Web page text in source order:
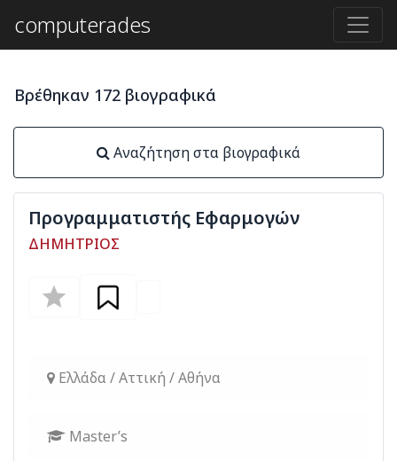
computerades
Βρέθηκαν 172 βιογραφικά
Αναζήτηση στα βιογραφικά
Προγραμματιστής Εφαρμογών
ΔΗΜΗΤΡΙΟΣ
Ελλάδα / Αττική / Αθήνα
Master’s